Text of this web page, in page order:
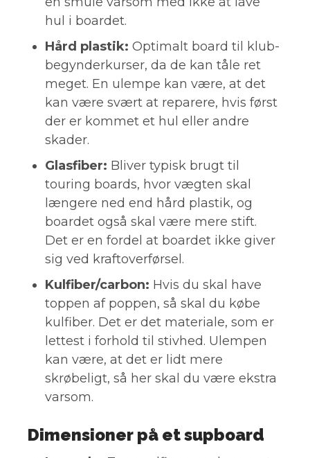
hul i boardet.
Hård plastik: Optimalt board til klub-
begynderkurser, da de kan tåle ret
meget. En ulempe kan være, at det
kan være svært at reparere, hvis først
der er kommet et hul eller andre
skader.
Glasfiber: Bliver typisk brugt til
touring boards, hvor vægten skal
længere ned end hård plastik, og
boardet også skal være mere stift.
Det er en fordel at boardet ikke giver
sig ved kraftoverførsel.
Kulfiber/carbon: Hvis du skal have
toppen af poppen, så skal du købe
kulfiber. Det er det materiale, som er
lettest i forhold til stivhed. Ulempen
kan være, at det er lidt mere
skrøbeligt, så her skal du være ekstra
varsom.
Dimensioner på et supboard